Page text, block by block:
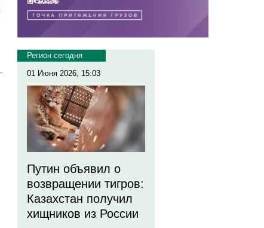
Регион сегодня
01 Июня 2026, 15:03
Путин объявил о
возвращении тигров:
Казахстан получил
хищников из России